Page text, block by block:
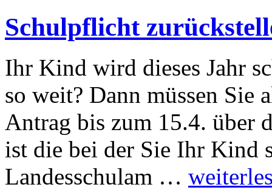
Schulpflicht
Ihr Kind wird dieses Jahr
so weit? Dann müssen Sie
Antrag bis zum 15.4. über
ist die bei der Sie Ihr Kind
Landesschulam …